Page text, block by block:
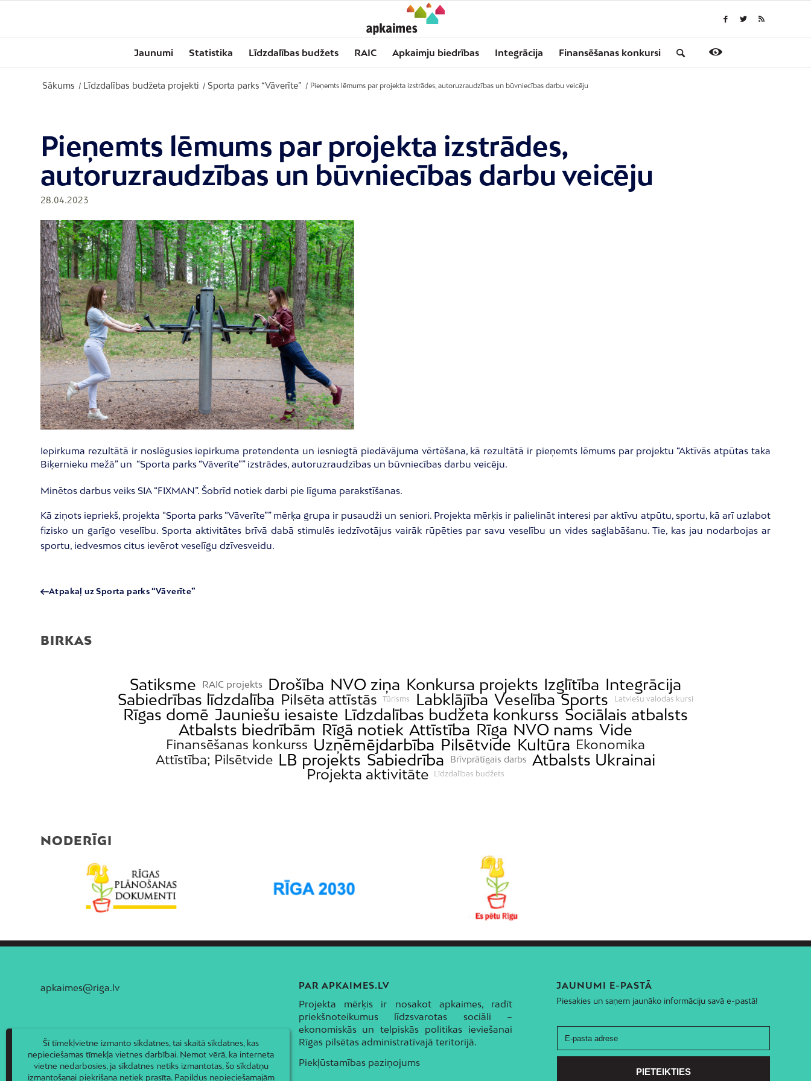
Jaunumi Statistika Līdzdalības budžets RAIC Apkaimju biedrības Integrācija Finansēšanas konkursi
Sākums / Līdzdalības budžeta projekti / Sporta parks “Vāverīte” / Pieņemts lēmums par projekta izstrādes, autoruzraudzības un būvniecības darbu veicēju
Pieņemts lēmums par projekta izstrādes,
autoruzraudzības un būvniecības darbu veicēju
28.04.2023
Iepirkuma rezultātā ir noslēgusies iepirkuma pretendenta un iesniegtā piedāvājuma vērtēšana, kā rezultātā ir pieņemts lēmums par projektu “Aktīvās atpūtas taka
Biķernieku mežā” un “Sporta parks “Vāverīte”” izstrādes, autoruzraudzības un būvniecības darbu veicēju.
Minētos darbus veiks SIA “FIXMAN”. Šobrīd notiek darbi pie līguma parakstīšanas.
Kā ziņots iepriekš, projekta “Sporta parks “Vāverīte”” mērķa grupa ir pusaudži un seniori. Projekta mērķis ir palielināt interesi par aktīvu atpūtu, sportu, kā arī uzlabot
fizisko un garīgo veselību. Sporta aktivitātes brīvā dabā stimulēs iedzīvotājus vairāk rūpēties par savu veselību un vides saglabāšanu. Tie, kas jau nodarbojas ar
sportu, iedvesmos citus ievērot veselīgu dzīvesveidu.
Atpakaļ uz Sporta parks “Vāverīte”
BIRKAS
Satiksme RAIC projekts Drošība NVO ziņa Konkursa projekts Izglītība Integrācija
Sabiedrības līdzdalība Pilsēta attīstās Tūrisms Labklājība Veselība Sports Latviešu valodas kursi
Rīgas domē Jauniešu iesaiste Līdzdalības budžeta konkurss Sociālais atbalsts
Atbalsts biedrībām Rīgā notiek Attīstība Rīga NVO nams Vide
Finansēšanas konkurss Uzņēmējdarbība Pilsētvide Kultūra Ekonomika
Attīstība; Pilsētvide LB projekts Sabiedrība Brīvprātīgais darbs Atbalsts Ukrainai
Projekta aktivitāte Līdzdalības budžets
NODERĪGI
apkaimes@riga.lv PAR APKAIMES.LV
Projekta mērķis ir nosakot apkaimes, radīt
priekšnoteikumus līdzsvarotas sociāli –
ekonomiskās un telpiskās politikas ieviešanai
Rīgas pilsētas administratīvajā teritorijā.
Piekļūstamības paziņojums
JAUNUMI E-PASTĀ
Piesakies un saņem jaunāko informāciju savā e-pastā!
Šī tīmekļvietne izmanto sīkdatnes, tai skaitā sīkdatnes, kas
nepieciešamas tīmekļa vietnes darbībai. Ņemot vērā, ka interneta
vietne nedarbosies, ja sīkdatnes netiks izmantotas, šo sīkdatņu
izmantošanai piekrišana netiek prasīta. Papildus nepieciešamajām